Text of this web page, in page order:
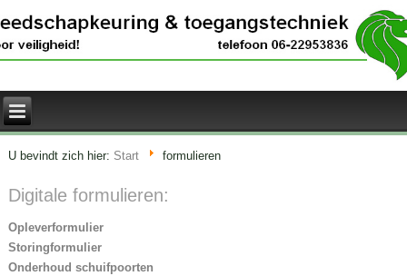
U bevindt zich hier: Start formulieren
Digitale formulieren:
Opleverformulier
Storingformulier
Onderhoud schuifpoorten